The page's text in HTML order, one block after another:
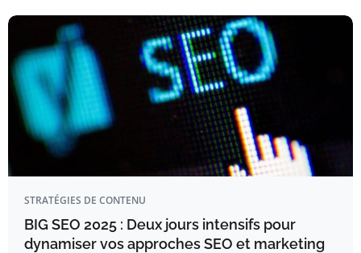
STRATÉGIES DE CONTENU
BIG SEO 2025 : Deux jours intensifs pour
dynamiser vos approches SEO et marketing